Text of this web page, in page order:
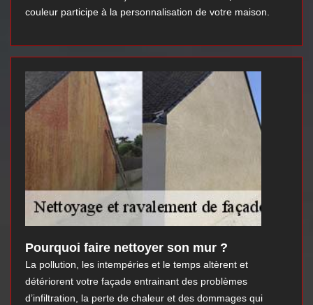
couleur participe à la personnalisation de votre maison.
Pourquoi faire nettoyer son mur ?
La pollution, les intempéries et le temps altèrent et
détériorent votre façade entrainant des problèmes
d’infiltration, la perte de chaleur et des dommages qui